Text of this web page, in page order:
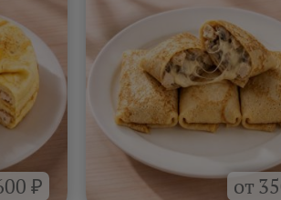
₽ от